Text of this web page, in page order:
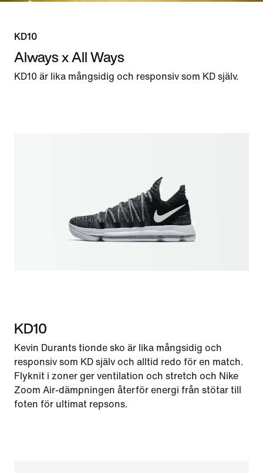
KD10
Always x All Ways
KD10 är lika mångsidig och responsiv som KD själv.
KD10
Kevin Durants tionde sko är lika mångsidig och
responsiv som KD själv och alltid redo för en match.
Flyknit i zoner ger ventilation och stretch och Nike
Zoom Air-dämpningen återför energi från stötar till
foten för ultimat repsons.